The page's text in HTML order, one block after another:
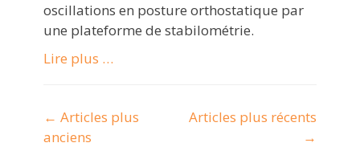
oscillations en posture orthostatique par
une plateforme de stabilométrie.
Lire plus …
Navigation
des
← Articles plus
anciens
Articles plus récents
→